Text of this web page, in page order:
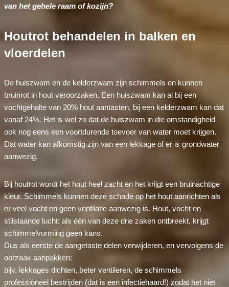
van het gehele raam of kozijn?
Houtrot behandelen in balken en
vloerdelen
De huiszwam en de kelderzwam zijn schimmels en kunnen
bruinrot in hout veroorzaken. Een huiszwam kan al bij een
vochtgehalte van 20% hout aantasten, bij een kelderzwam kan dat
vanaf 24%. Het is wel zo dat de huiszwam in die omstandigheid
ook nog eens een voortdurende toevoer van water moet krijgen.
Dat water kan afkomstig zijn van een lekkage of er is grondwater
aanwezig.
Bij houtrot wordt het hout heel zacht en het krijgt een bruinachtige
kleur. Schimmels kunnen deze schade op het hout aanrichten als
er veel vocht en geen ventilatie aanwezig is. Hout, vocht en
stilstaande lucht: als één van deze drie zaken ontbreekt, krijgt
schimmelvorming geen kans.
Dus als eerste de aangetaste delen verwijderen, en vervolgens de
oorzaak aanpakken:
bijv. lekkages dichten, beter ventileren, de schimmels
professioneel bestrijden (dat is een infectiehaard!) zodat het niet